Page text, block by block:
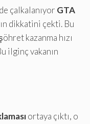
çalkalanıyor GTA
dikkatini çekti. Bu
kazanma hızı
ilginç vakanın
ortaya çıktı, o